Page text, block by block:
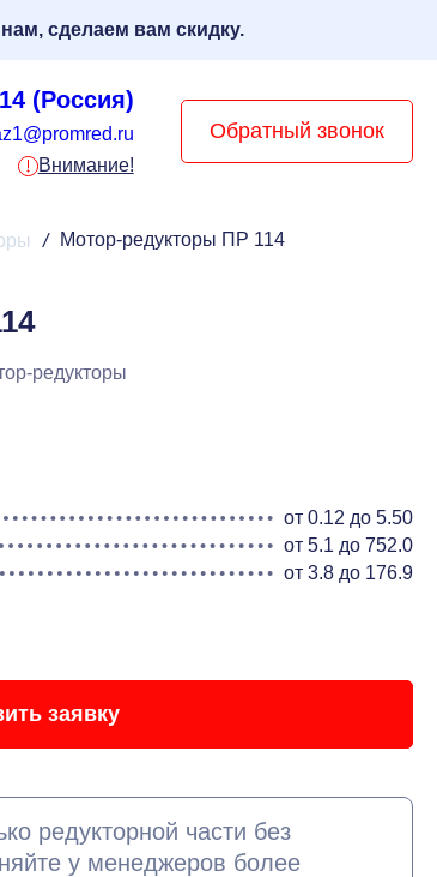
сделаем вам скидку.
(Россия)
Внимание!
Обратный звонок
/ Мотор-редукторы ПР 114
редукторы
от 0.12 до 5.50
от 5.1 до 752.0
от 3.8 до 176.9
заявку
редукторной части без
у менеджеров более